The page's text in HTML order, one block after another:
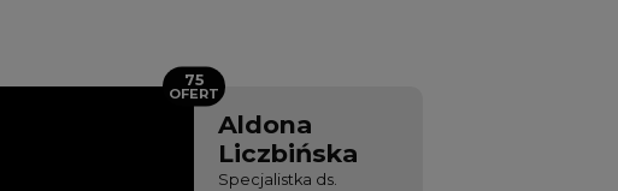
Aldona
Liczbińska
Specjalistka ds.
75
OFERT